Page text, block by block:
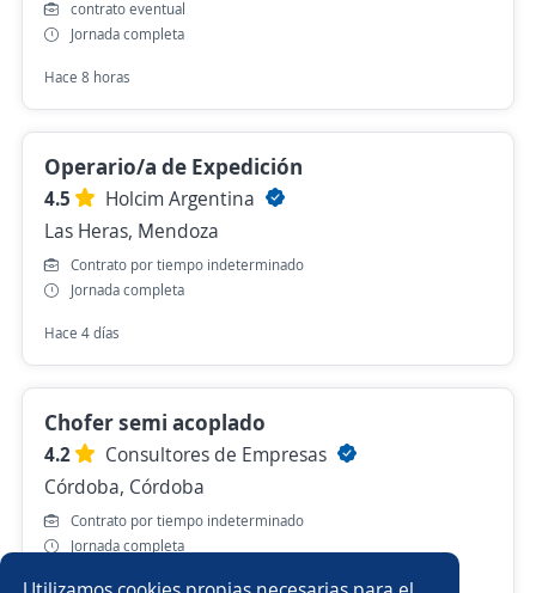
contrato eventual
Jornada completa
Hace 8 horas
Operario/a de Expedición
4.5
Holcim Argentina
Las Heras, Mendoza
Contrato por tiempo indeterminado
Jornada completa
Hace 4 días
Chofer semi acoplado
4.2
Consultores de Empresas
Córdoba, Córdoba
Contrato por tiempo indeterminado
Jornada completa